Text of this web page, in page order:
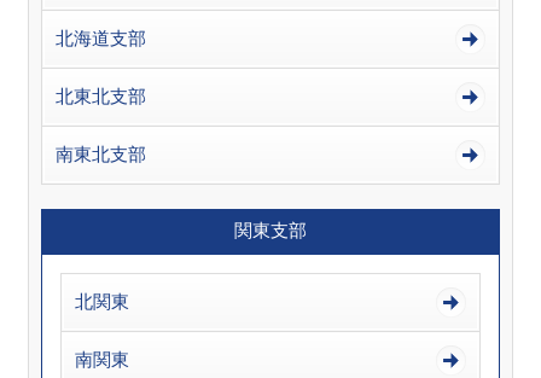
北海道支部
北東北支部
南東北支部
関東支部
北関東
南関東